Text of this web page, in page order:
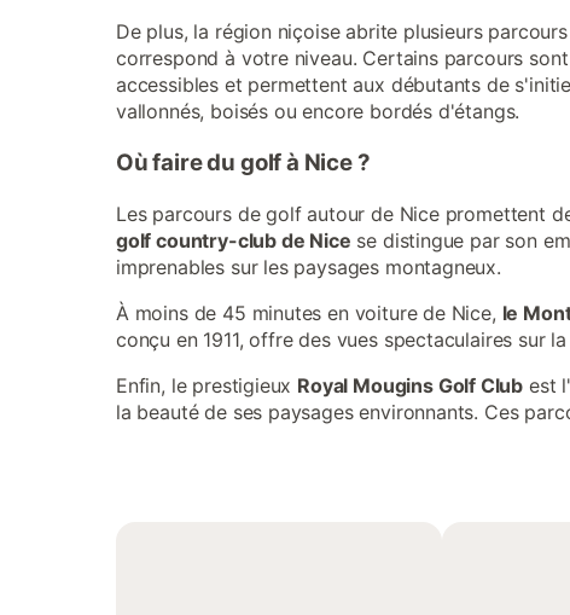
De plus, la région niçoise abrite plusieurs
correspond à votre niveau. Certains parcours
accessibles et permettent aux débutants de
vallonnés, boisés ou encore bordés d'étangs.
Où faire du golf à Nice ?
Les parcours de golf autour de Nice promettent
golf country-club de Nice se distingue par son
imprenables sur les paysages montagneux.
À moins de 45 minutes en voiture de Nice, le
conçu en 1911, offre des vues spectaculaires sur
Enfin, le prestigieux Royal Mougins Golf Club est
la beauté de ses paysages environnants. Ces